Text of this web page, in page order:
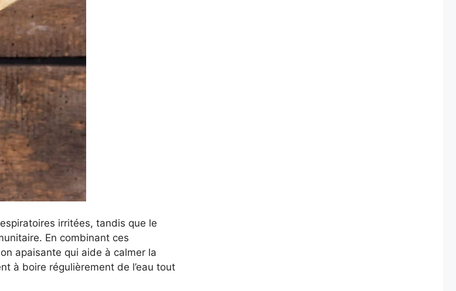
irritées, tandis que le
En combinant ces
apaisante qui aide à calmer la
à boire régulièrement de l’eau tout